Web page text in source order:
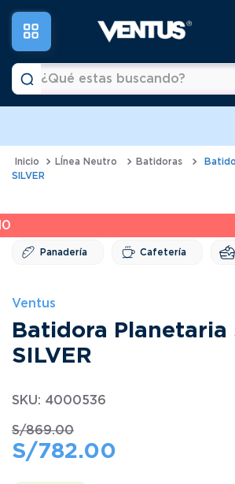
¿Qué estas buscando?
LÍnea Neutro Batidoras
SILVER
Panadería Cafetería
Ventus
Batidora Planetaria
SILVER
SKU: 4000536
S/869.00
S/782.00
1.
horno
3.
visicooler
6